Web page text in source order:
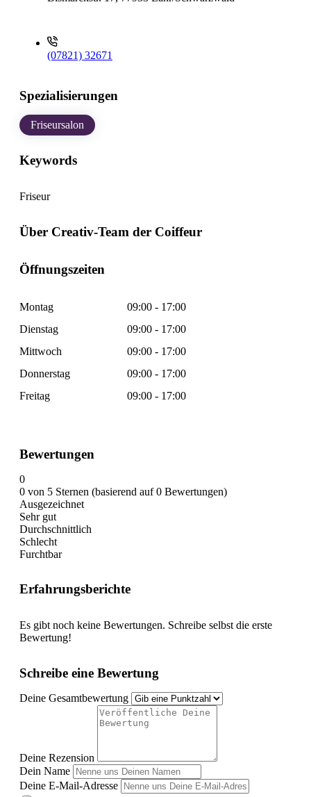
(07821) 32671
Spezialisierungen
Friseursalon
Keywords
Friseur
Über Creativ-Team der Coiffeur
Öffnungszeiten
Montag
09:00 - 17:00
Dienstag
09:00 - 17:00
Mittwoch
09:00 - 17:00
Donnerstag
09:00 - 17:00
Freitag
09:00 - 17:00
Bewertungen
0
0 von 5 Sternen (basierend auf 0 Bewertungen)
Ausgezeichnet
Sehr gut
Durchschnittlich
Schlecht
Furchtbar
Erfahrungsberichte
Es gibt noch keine Bewertungen. Schreibe selbst die erste
Bewertung!
Schreibe eine Bewertung
Deine Gesamtbewertung
Deine Rezension
Dein Name
Deine E-Mail-Adresse